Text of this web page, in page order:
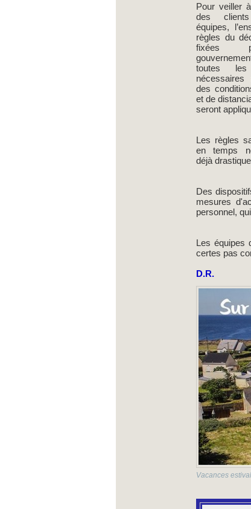
Pour veiller
des
équipes,
règles du
fixées
toutes les
des
et de
seront
Les règles
en temps
déjà
Des
mesures
personnel,
Les équipes
certes pas
D.R.
Vacances